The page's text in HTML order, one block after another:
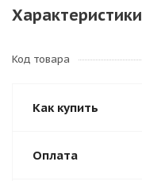
Характеристики
Код товара
Как купить
Оплата